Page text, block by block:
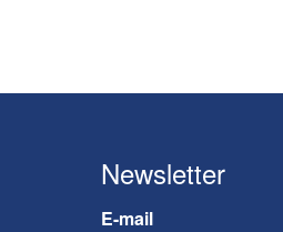
Newsletter
E-mail